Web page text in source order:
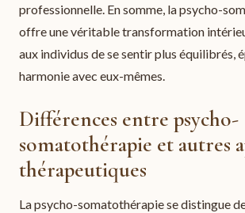
professionnelle. En somme, la psycho-
offre une véritable transformation
aux individus de se sentir plus équilibrés,
harmonie avec eux-mêmes.
Différences entre psycho-
somatothérapie et autres
thérapeutiques
La psycho-somatothérapie se distingue